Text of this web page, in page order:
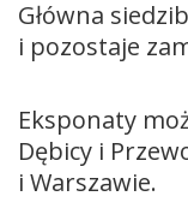
Główna
i pozostaje
Eksponaty
Dębicy i
i Warszawie.